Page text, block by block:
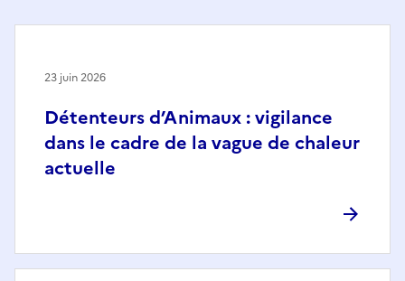
Détenteurs d’Animaux : vigilance
dans le cadre de la vague de chaleur
actuelle
23 juin 2026